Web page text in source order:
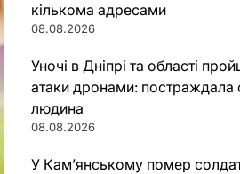
кількома адресами
08.08.2026
Уночі в Дніпрі та області
атаки дронами: постраждала
людина
08.08.2026
У Кам’янському помер